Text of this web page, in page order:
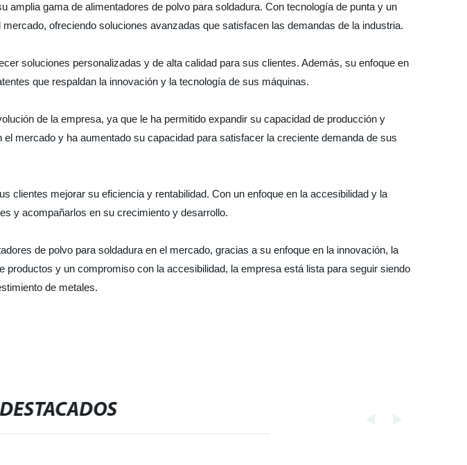
gama de alimentadores de polvo para soldadura. Con tecnología de punta y un
ofreciendo soluciones avanzadas que satisfacen las demandas de la industria.
soluciones personalizadas y de alta calidad para sus clientes. Además, su enfoque en
que respaldan la innovación y la tecnología de sus máquinas.
de la empresa, ya que le ha permitido expandir su capacidad de producción y
mercado y ha aumentado su capacidad para satisfacer la creciente demanda de sus
mejorar su eficiencia y rentabilidad. Con un enfoque en la accesibilidad y la
y acompañarlos en su crecimiento y desarrollo.
de polvo para soldadura en el mercado, gracias a su enfoque en la innovación, la
y un compromiso con la accesibilidad, la empresa está lista para seguir siendo
de metales.